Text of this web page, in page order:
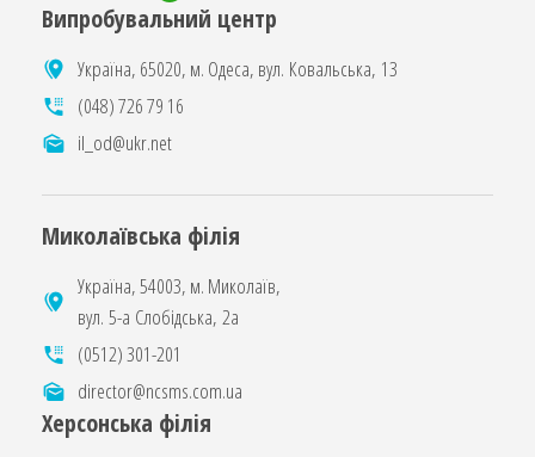
Випробувальний центр
Україна, 65020, м. Одеса, вул. Ковальська, 13
(048) 726 79 16
il_od@ukr.net
Миколаївська філія
Україна, 54003, м. Миколаїв,
вул. 5-а Слобідська, 2а
(0512) 301-201
director@ncsms.com.ua
Херсонська філія